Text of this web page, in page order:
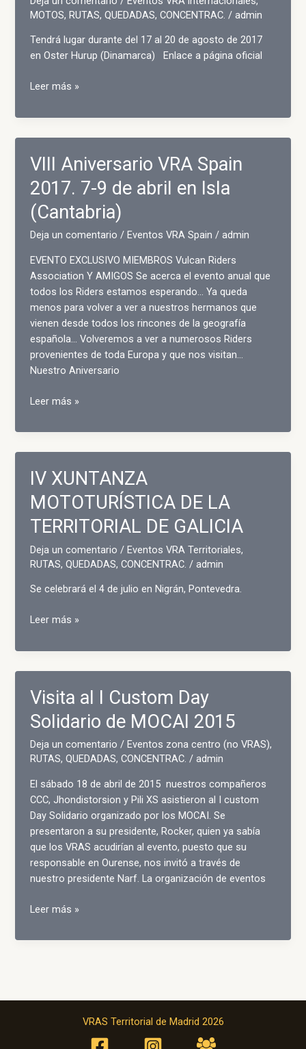
MOTOS,RUTAS, QUEDADAS, CONCENTRAC. /admin
Tendrá lugar durante del 17 al 20 de agosto de 2017
en Oster Hurup (Dinamarca) Enlace a página oficial
XIII
VULCAN
DINAMARCA
Leer más »
VIII Aniversario VRA Spain
2017. 7-9 de abril en Isla
(Cantabria)
Deja un comentario /Eventos VRA Spain /admin
EVENTO EXCLUSIVO MIEMBROS Vulcan Riders
Association Y AMIGOS Se acerca el evento anual que
todos los Riders estamos esperando… Ya queda
menos para volver a ver a nuestros hermanos que
vienen desde todos los rincones de la geografía
española… Volveremos a ver a numerosos Riders
provenientes de toda Europa y que nos visitan…
Nuestro Aniversario
VIII
VRA
7-
9
de
abril
Isla
Leer más »
IV XUNTANZA
MOTOTURÍSTICA DE LA
TERRITORIAL DE GALICIA
Deja un comentario /Eventos VRA Territoriales,
RUTAS, QUEDADAS, CONCENTRAC. /admin
Se celebrará el 4 de julio en Nigrán, Pontevedra.
IV
MOTOTURÍSTICA
TERRITORIAL
DE
GALICIA
Leer más »
Visita al I Custom Day
Solidario de MOCAI 2015
Deja un comentario /Eventos zona centro (no VRAS),
RUTAS, QUEDADAS, CONCENTRAC. /admin
El sábado 18 de abril de 2015 nuestros compañeros
CCC, Jhondistorsion y Pili XS asistieron al I custom
Day Solidario organizado por los MOCAI. Se
presentaron a su presidente, Rocker, quien ya sabía
que los VRAS acudirían al evento, puesto que su
responsable en Ourense, nos invitó a través de
nuestro presidente Narf. La organización de eventos
Visita
I
de
Leer más »
VRAS Territorial de Madrid 2026